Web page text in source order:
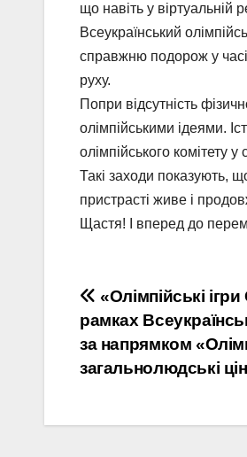
що навіть у віртуальній
Всеукраїнський
справжню подорож у часі,
руху.
Попри відсутність
олімпійськими ідеями.
олімпійського комітету
Такі заходи показують,
пристрасті живе і
Щастя! І вперед до
Навігація
записів
«Олімпійські
рамках
за напрямком
загальнолюдські